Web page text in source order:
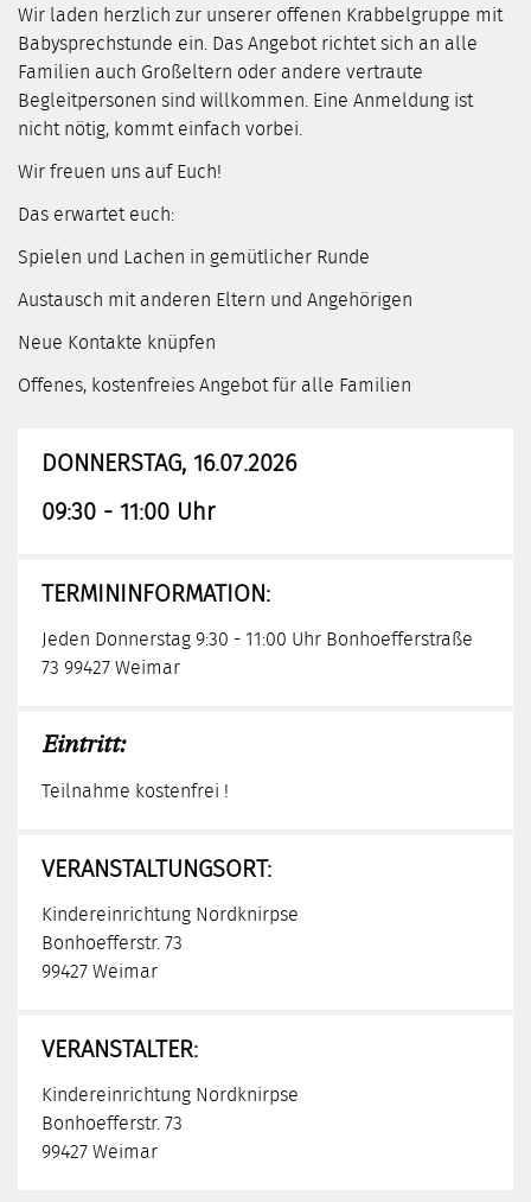
Wir laden herzlich zur unserer offenen Krabbelgruppe mit
Babysprechstunde ein. Das Angebot richtet sich an alle
Familien auch Großeltern oder andere vertraute
Begleitpersonen sind willkommen. Eine Anmeldung ist
nicht nötig, kommt einfach vorbei.
Wir freuen uns auf Euch!
Das erwartet euch:
Spielen und Lachen in gemütlicher Runde
Austausch mit anderen Eltern und Angehörigen
Neue Kontakte knüpfen
Offenes, kostenfreies Angebot für alle Familien
DONNERSTAG, 16.07.2026
09:30 - 11:00 Uhr
TERMININFORMATION:
Jeden Donnerstag 9:30 - 11:00 Uhr Bonhoefferstraße
73 99427 Weimar
Eintritt:
Teilnahme kostenfrei !
VERANSTALTUNGSORT:
Kindereinrichtung Nordknirpse
Bonhoefferstr. 73
99427 Weimar
VERANSTALTER:
Kindereinrichtung Nordknirpse
Bonhoefferstr. 73
99427 Weimar